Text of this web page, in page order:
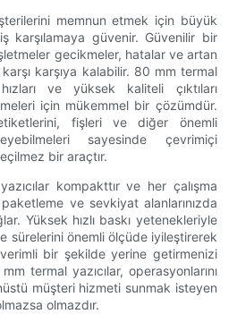
memnun etmek için büyük
karşılamaya güvenir. Güvenilir bir
gecikmeler, hatalar ve artan
karşıya kalabilir. 80 mm termal
ve yüksek kaliteli çıktıları
için mükemmel bir çözümdür.
fişleri ve diğer önemli
sayesinde çevrimiçi
bir araçtır.
kompakttır ve her çalışma
ve sevkiyat alanlarınızda
Yüksek hızlı baskı yetenekleriyle
sürelerini önemli ölçüde iyileştirerek
bir şekilde yerine getirmenizi
termal yazıcılar, operasyonlarını
müşteri hizmeti sunmak isteyen
olmazdır.